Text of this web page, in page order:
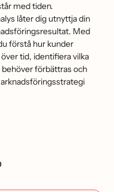
med tiden.
låter dig utnyttja din
Med
förstå hur kunder
tid, identifiera vilka
förbättras och